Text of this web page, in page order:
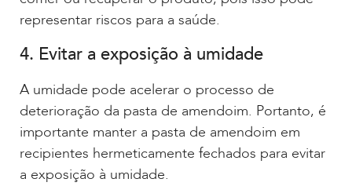
representar riscos para a saúde.
4. Evitar a exposição à umidade
A umidade pode acelerar o processo de
deterioração da pasta de amendoim. Portanto, é
importante manter a pasta de amendoim em
recipientes hermeticamente fechados para evitar
a exposição à umidade.